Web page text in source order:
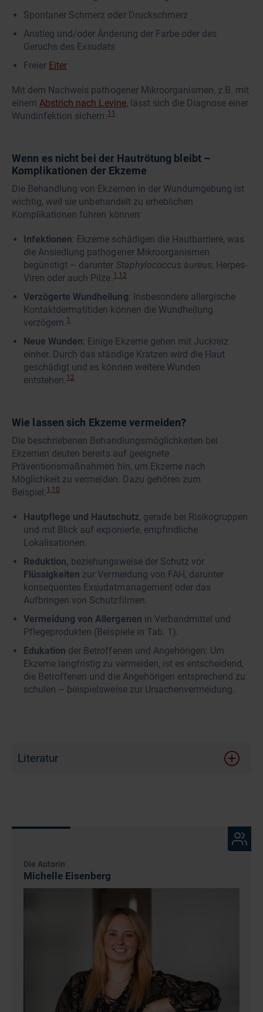
Spontaner Schmerz oder Druckschmerz
Anstieg und/oder Änderung der Farbe oder des
Geruchs des Exsudats
Freier Eiter
Mit dem Nachweis pathogener Mikroorganismen, z.B. mit
einemAbstrich nach Levine, lässt sich die Diagnose einer
Wundinfektion sichern.11
Wenn es nicht bei der Hautrötung bleibt –
Komplikationen der Ekzeme
Die Behandlung von Ekzemen in der Wundumgebung ist
wichtig, weil sie unbehandelt zu erheblichen
Komplikationen führen können:
Infektionen: Ekzeme schädigen die Hautbarriere, was
die Ansiedlung pathogener Mikroorganismen
begünstigt – darunter Staphylococcus aureus, Herpes-
Viren oder auch Pilze.1,12
Verzögerte Wundheilung: Insbesondere allergische
Kontaktdermatitiden können die Wundheilung
verzögern.1
Neue Wunden: Einige Ekzeme gehen mit Juckreiz
einher. Durch das ständige Kratzen wird die Haut
geschädigt und es können weitere Wunden
entstehen.12
Wie lassen sich Ekzeme vermeiden?
Die beschriebenen Behandlungsmöglichkeiten bei
Ekzemen deuten bereits auf geeignete
Präventionsmaßnahmen hin, um Ekzeme nach
Möglichkeit zu vermeiden. Dazu gehören zum
Beispiel:1,10
Hautpflege und Hautschutz, gerade bei Risikogruppen
und mit Blick auf exponierte, empfindliche
Lokalisationen.
Reduktion, beziehungsweise der Schutz vor
Flüssigkeiten zur Vermeidung von FAH, darunter
konsequentes Exsudatmanagement oder das
Aufbringen von Schutzfilmen.
Vermeidung von Allergenen in Verbandmittel und
Pflegeprodukten (Beispiele in Tab. 1).
Edukation der Betroffenen und Angehörigen: Um
Ekzeme langfristig zu vermeiden, ist es entscheidend,
die Betroffenen und die Angehörigen entsprechend zu
schulen – beispielsweise zur Ursachenvermeidung.
Literatur
Die Autorin
Michelle Eisenberg